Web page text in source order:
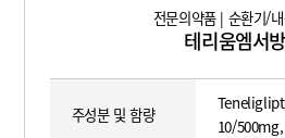
전문의약품 | 순환기/
테리움엠서
주성분 및 함량
10/